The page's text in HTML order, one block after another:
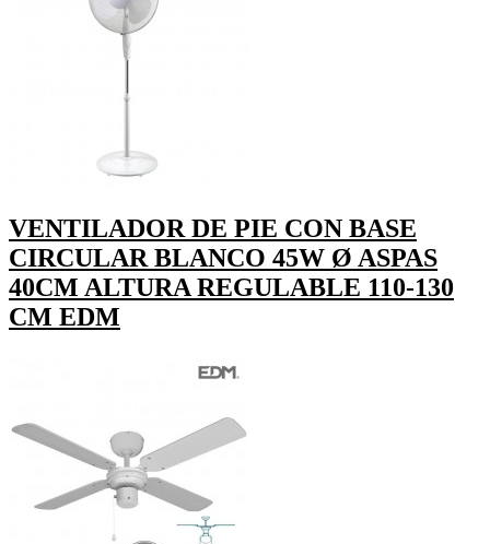
VENTILADOR DE PIE CON BASE
CIRCULAR BLANCO 45W Ø ASPAS
40CM ALTURA REGULABLE 110-130
CM EDM